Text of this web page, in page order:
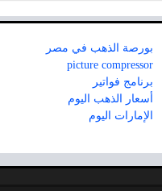
بورصة الذهب في مصر
picture compressor
برنامج فواتير
أسعار الذهب اليوم
الإمارات اليوم